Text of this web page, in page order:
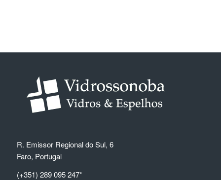
R. Emissor Regional do Sul, 6
Faro, Portugal
(+351) 289 095 247*